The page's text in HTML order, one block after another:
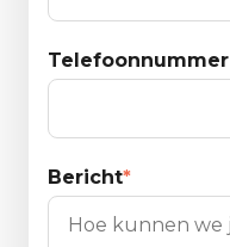
Telefoonnummer
Bericht*